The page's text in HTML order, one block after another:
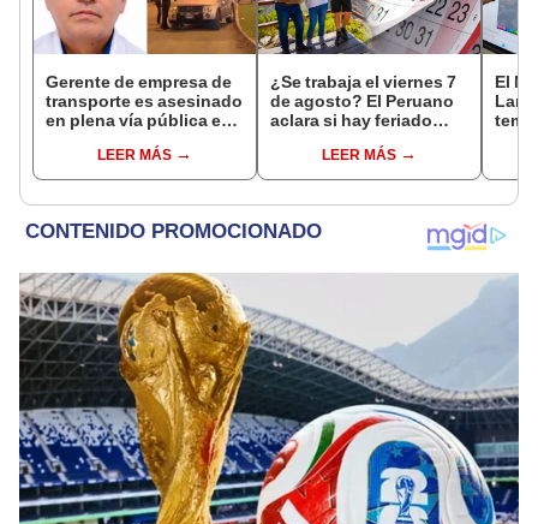
Gerente de empresa de
transporte es asesinado
en plena vía pública en
sobrevivió al ataque
LEER MÁS
¿Se trabaja el viernes 7
de agosto? El Peruano
aclara si hay feriado
del 6 de agosto
LEER MÁS
El
palta